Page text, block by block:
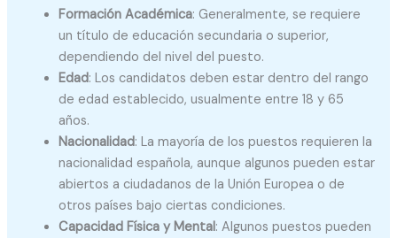
Formación Académica: Generalmente, se requiere
un título de educación secundaria o superior,
dependiendo del nivel del puesto.
Edad: Los candidatos deben estar dentro del rango
de edad establecido, usualmente entre 18 y 65
años.
Nacionalidad: La mayoría de los puestos requieren la
nacionalidad española, aunque algunos pueden estar
abiertos a ciudadanos de la Unión Europea o de
otros países bajo ciertas condiciones.
Capacidad Física y Mental: Algunos puestos pueden